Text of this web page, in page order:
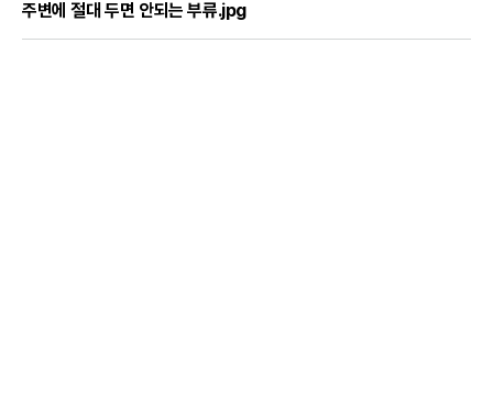
주변에 절대 두면 안되는 부류.jpg